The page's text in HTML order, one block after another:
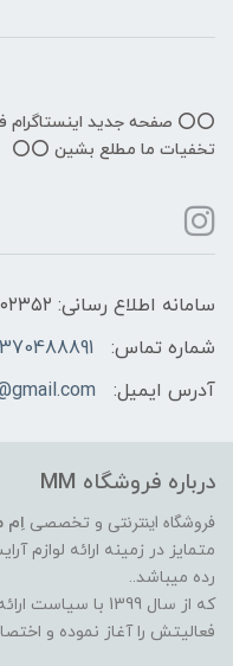
⭕️⭕️ صفحه جدید اینستاگرام
تخفیات ما مطلع بشین ⭕️⭕️
سامانه اطلاع رسانی: ۹۰۰۰۲۳۵۲
شماره تماس:
09370488891 (تایم: 12
آدرس ایمیل:
درباره فروشگاه MM
فروشگاه اینترنتی و تخصصی اِم
متمایز در زمینه ارائه لوازم
رده میباشد..
که از سال 1399
فعالیتش را آغاز نموده و